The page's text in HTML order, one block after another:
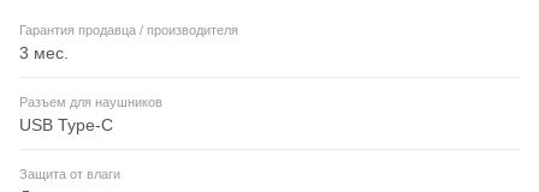
Гарантия продавца / производителя
3 мес.
Разъем для наушников
USB Type-C
Защита от влаги